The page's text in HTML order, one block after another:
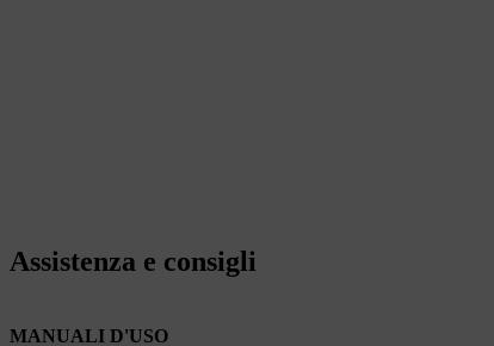
Assistenza e consigli
MANUALI D'USO